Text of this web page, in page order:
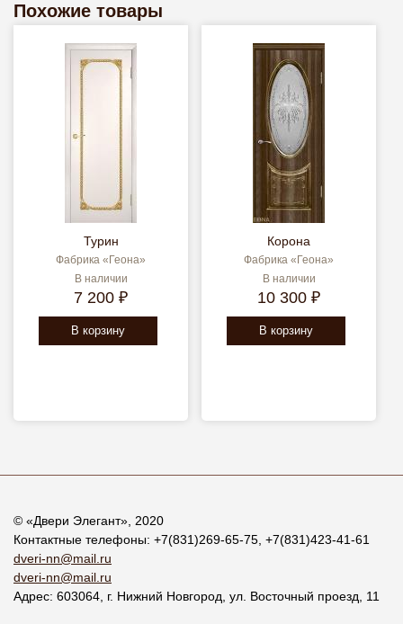
Похожие товары
Турин
Фабрика «Геона»
В наличии
7 200 ₽
В корзину
Корона
Фабрика «Геона»
В наличии
10 300 ₽
В корзину
© «Двери Элегант», 2020
Контактные телефоны: +7(831)269-65-75 +7(831)423-41-61
dveri-nn@mail.ru
dveri-nn@mail.ru
Адрес: 603064 , г. Нижний Новгород ул. Восточный проезд, 11